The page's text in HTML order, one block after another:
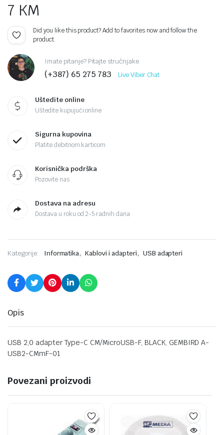
7 KM
Did you like this product? Add to favorites now and follow the
product.
Imate pitanje? Pitajte stručnjake
(+387) 65 275 783 Live Viber Chat
Uštedite online
Uštedite kupujući online
Sigurna kupovina
Platite debitnom karticom
Korisnička podrška
Pozovite nas
Dostava na adresu
Dostava u roku od 2-5 radnih dana
Kategorije: Informatika, Kablovi i adapteri, USB adapteri
Opis
USB 2,0 adapter Type-C CM/MicroUSB-F, BLACK, GEMBIRD A-
USB2-CMmF-01
Povezani proizvodi